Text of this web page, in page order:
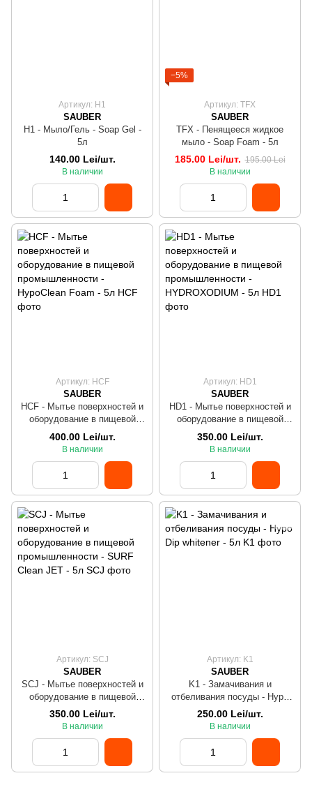
Артикул: H1
SAUBER
H1 - Мыло/Гель - Soap Gel -
5л
140.00 Lei/шт.
В наличии
−5%
Артикул: TFX
SAUBER
TFX - Пенящееся жидкое
мыло - Soap Foam - 5л
185.00 Lei/шт. 195.00 Lei
В наличии
Артикул: HCF
SAUBER
HCF - Мытье поверхностей и
оборудование в пищевой
промышленности - HypoClean
Foam - 5л
400.00 Lei/шт.
В наличии
Артикул: HD1
SAUBER
HD1 - Мытье поверхностей и
оборудование в пищевой
промышленности -
HYDROXODIUM - 5л
350.00 Lei/шт.
В наличии
Артикул: SCJ
SAUBER
SCJ - Мытье поверхностей и
оборудование в пищевой
промышленности - SURF
Clean JET - 5л
350.00 Lei/шт.
В наличии
Артикул: K1
SAUBER
K1 - Замачивания и
отбеливания посуды - Hypo
Dip whitener - 5л
250.00 Lei/шт.
В наличии